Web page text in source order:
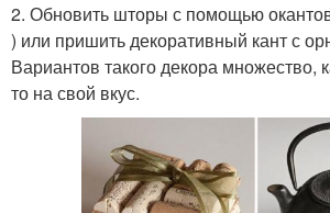
2. Обновить шторы с помощью
) или пришить декоративный кант с
Вариантов такого декора множество,
то на свой вкус.